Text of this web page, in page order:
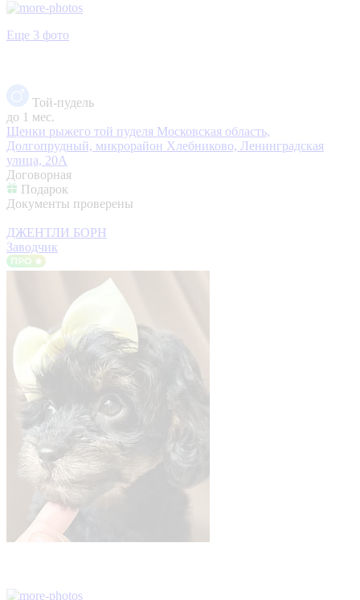
Еще 3 фото
Той-пудель
до 1 мес.
Щенки рыжего той пуделя Московская область,
Долгопрудный, микрорайон Хлебниково, Ленинградская
улица, 20А
Договорная
Подарок
Документы проверены
ДЖЕНТЛИ БОРН
Заводчик